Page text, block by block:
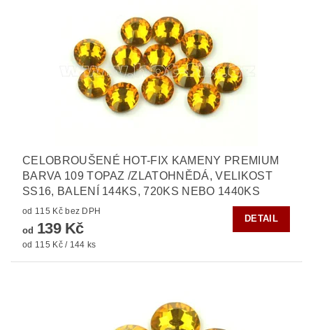
CELOBROUŠENÉ HOT-FIX KAMENY PREMIUM
BARVA 109 TOPAZ /ZLATOHNĚDÁ, VELIKOST
SS16, BALENÍ 144KS, 720KS NEBO 1440KS
od 115 Kč bez DPH
od 139 Kč
od 115 Kč / 144 ks
DETAIL